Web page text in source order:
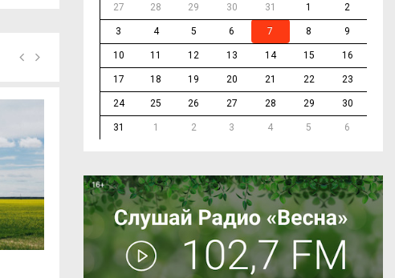
Социальный фонд сообщил, что
С сентября 2027
27 28 29 30 31 1 2
3 4 5 6 7 8 9
10 11 12 13 14 15 16
17 18 19 20 21 22 23
24 25 26 27 28 29 30
31 1 2 3 4 5 6